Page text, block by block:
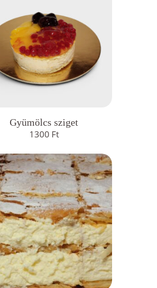
Gyümölcs sziget
1300 Ft